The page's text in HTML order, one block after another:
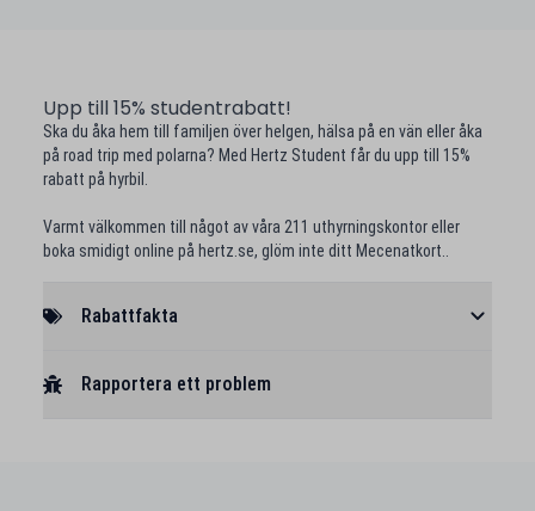
Upp till 15% studentrabatt!
Ska du åka hem till familjen över helgen, hälsa på en vän eller åka
på road trip med polarna? Med Hertz Student får du upp till 15%
rabatt på hyrbil.
Varmt välkommen till något av våra 211 uthyrningskontor eller
boka smidigt online på hertz.se, glöm inte ditt Mecenatkort..
Rabattfakta
Rapportera ett problem